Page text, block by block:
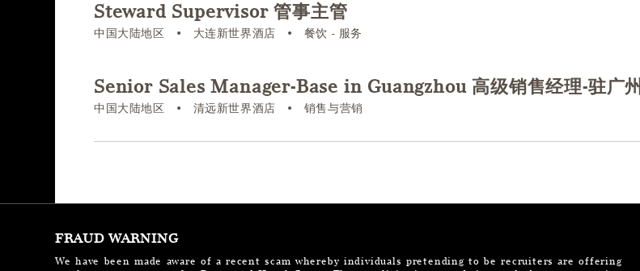
Steward Supervisor 管事主管
中国大陆地区 • 大连新世界酒店 • 餐饮 - 服务
Senior Sales Manager-Base in Guangzhou 高级销售经理-驻广州
中国大陆地区 • 清远新世界酒店 • 销售与营销
FRAUD WARNING
We have been made aware of a recent scam whereby individuals pretending to be recruiters are offering